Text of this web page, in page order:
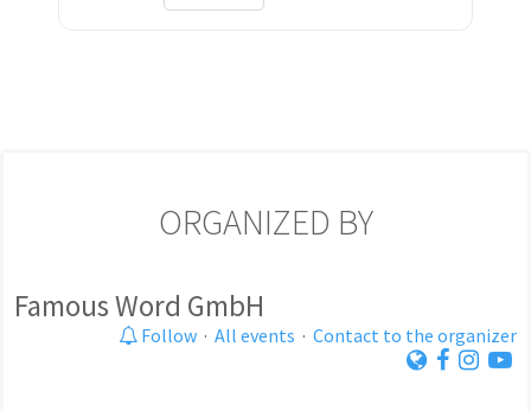
ORGANIZED BY
Famous Word GmbH
Follow · All events · Contact to the organizer